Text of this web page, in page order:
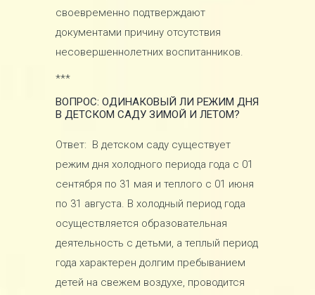
своевременно подтверждают
документами причину отсутствия
несовершеннолетних воспитанников.
***
ВОПРОС: ОДИНАКОВЫЙ ЛИ РЕЖИМ ДНЯ
В ДЕТСКОМ САДУ ЗИМОЙ И ЛЕТОМ?
Ответ: В детском саду существует
режим дня холодного периода года с 01
сентября по 31 мая и теплого с 01 июня
по 31 августа. В холодный период года
осуществляется образовательная
деятельность с детьми, а теплый период
года характерен долгим пребыванием
детей на свежем воздухе, проводится